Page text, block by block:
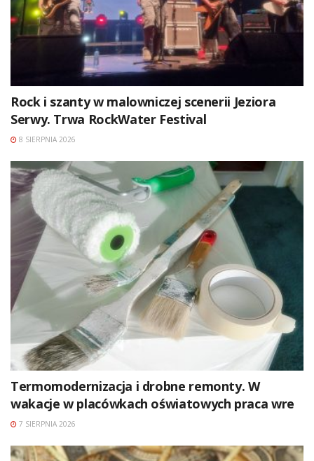
Rock i szanty w malowniczej scenerii Jeziora
Serwy. Trwa RockWater Festival
8 SIERPNIA 2026
Termomodernizacja i drobne remonty. W
wakacje w placówkach oświatowych praca wre
7 SIERPNIA 2026